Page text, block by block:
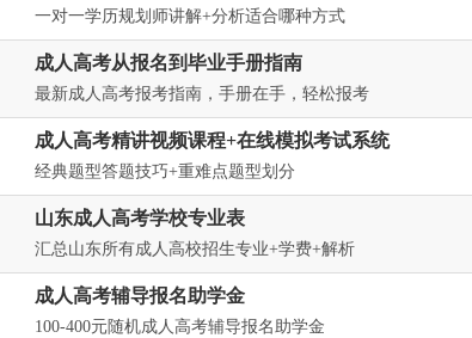
一对一学历规划师讲解+分析适合哪种方式
成人高考从报名到毕业手册指南
最新成人高考报考指南，手册在手，轻松报考
成人高考精讲视频课程+在线模拟考试系统
经典题型答题技巧+重难点题型划分
山东成人高考学校专业表
汇总山东所有成人高校招生专业+学费+解析
成人高考辅导报名助学金
100-400元随机成人高考辅导报名助学金